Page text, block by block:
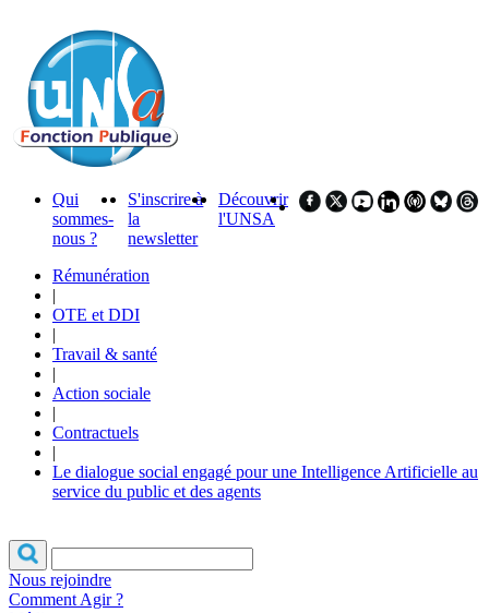
Qui
sommes-
nous ?
S'inscrire à
la
newsletter
Découvrir
l'UNSA
Rémunération
|
OTE et DDI
|
Travail & santé
|
Action sociale
|
Contractuels
|
Le dialogue social engagé pour une Intelligence Artificielle au
service du public et des agents
Nous rejoindre
Comment Agir ?